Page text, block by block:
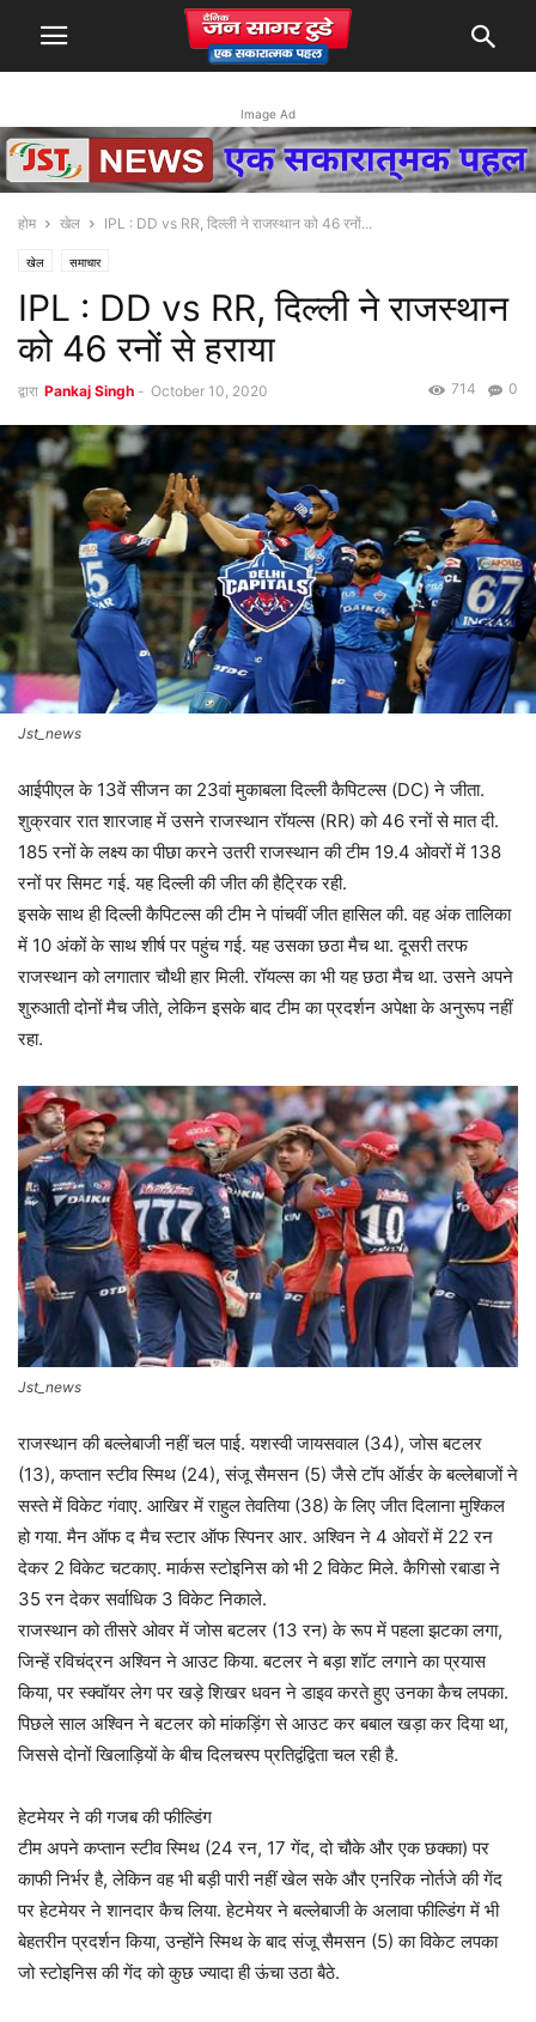
Image Ad
होम खेल IPL : DD vs RR, दिल्ली ने राजस्थान को 46 रनों...
खेल समाचार
IPL : DD vs RR, दिल्ली ने राजस्थान
को 46 रनों से हराया
द्वारा Pankaj Singh - October 10, 2020 0
714
Jst_news
आईपीएल के 13वें सीजन का 23वां मुकाबला दिल्ली कैपिटल्स (DC) ने जीता.
शुक्रवार रात शारजाह में उसने राजस्थान रॉयल्स (RR) को 46 रनों से मात दी.
185 रनों के लक्ष्य का पीछा करने उतरी राजस्थान की टीम 19.4 ओवरों में 138
रनों पर सिमट गई. यह दिल्ली की जीत की हैट्रिक रही.
इसके साथ ही दिल्ली कैपिटल्स की टीम ने पांचवीं जीत हासिल की. वह अंक तालिका
में 10 अंकों के साथ शीर्ष पर पहुंच गई. यह उसका छठा मैच था. दूसरी तरफ
राजस्थान को लगातार चौथी हार मिली. रॉयल्स का भी यह छठा मैच था. उसने अपने
शुरुआती दोनों मैच जीते, लेकिन इसके बाद टीम का प्रदर्शन अपेक्षा के अनुरूप नहीं
रहा.
Jst_news
राजस्थान की बल्लेबाजी नहीं चल पाई. यशस्वी जायसवाल (34), जोस बटलर
(13), कप्तान स्टीव स्मिथ (24), संजू सैमसन (5) जैसे टॉप ऑर्डर के बल्लेबाजों ने
सस्ते में विकेट गंवाए. आखिर में राहुल तेवतिया (38) के लिए जीत दिलाना मुश्किल
हो गया. मैन ऑफ द मैच स्टार ऑफ स्पिनर आर. अश्विन ने 4 ओवरों में 22 रन
देकर 2 विकेट चटकाए. मार्कस स्टोइनिस को भी 2 विकेट मिले. कैगिसो रबाडा ने
35 रन देकर सर्वाधिक 3 विकेट निकाले.
राजस्थान को तीसरे ओवर में जोस बटलर (13 रन) के रूप में पहला झटका लगा,
जिन्हें रविचंद्रन अश्विन ने आउट किया. बटलर ने बड़ा शॉट लगाने का प्रयास
किया, पर स्क्वॉयर लेग पर खड़े शिखर धवन ने डाइव करते हुए उनका कैच लपका.
पिछले साल अश्विन ने बटलर को मांकड़िंग से आउट कर बबाल खड़ा कर दिया था,
जिससे दोनों खिलाड़ियों के बीच दिलचस्प प्रतिद्वंद्विता चल रही है.
हेटमेयर ने की गजब की फील्डिंग
टीम अपने कप्तान स्टीव स्मिथ (24 रन, 17 गेंद, दो चौके और एक छक्का) पर
काफी निर्भर है, लेकिन वह भी बड़ी पारी नहीं खेल सके और एनरिक नोर्तजे की गेंद
पर हेटमेयर ने शानदार कैच लिया. हेटमेयर ने बल्लेबाजी के अलावा फील्डिंग में भी
बेहतरीन प्रदर्शन किया, उन्होंने स्मिथ के बाद संजू सैमसन (5) का विकेट लपका
जो स्टोइनिस की गेंद को कुछ ज्यादा ही ऊंचा उठा बैठे.